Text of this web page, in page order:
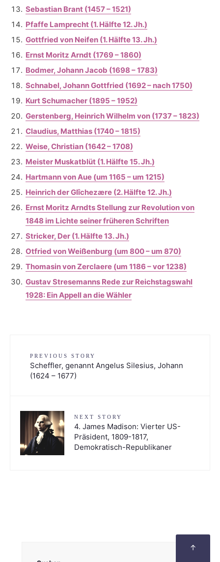
Sebastian Brant (1457 – 1521)
Pfaffe Lamprecht (1. Hälfte 12. Jh.)
Gottfried von Neifen (1. Hälfte 13. Jh.)
Ernst Moritz Arndt (1769 – 1860)
Bodmer, Johann Jacob (1698 – 1783)
Schnabel, Johann Gottfried (1692 – nach 1750)
Kurt Schumacher (1895 – 1952)
Gerstenberg, Heinrich Wilhelm von (1737 – 1823)
Claudius, Matthias (1740 – 1815)
Weise, Christian (1642 – 1708)
Meister Muskatblüt (1. Hälfte 15. Jh.)
Hartmann von Aue (um 1165 – um 1215)
Heinrich der Glîchezære (2. Hälfte 12. Jh.)
Ernst Moritz Arndts Stellung zur Revolution von
1848 im Lichte seiner früheren Schriften
Stricker, Der (1. Hälfte 13. Jh.)
Otfried von Weißenburg (um 800 – um 870)
Thomasin von Zerclaere (um 1186 – vor 1238)
Gustav Stresemanns Rede zur Reichstagswahl
1928: Ein Appell an die Wähler
PREVIOUS STORY
Scheffler, genannt Angelus Silesius, Johann
(1624 – 1677)
NEXT STORY
4. James Madison: Vierter US-
Präsident, 1809-1817,
Demokratisch-Republikaner
↑